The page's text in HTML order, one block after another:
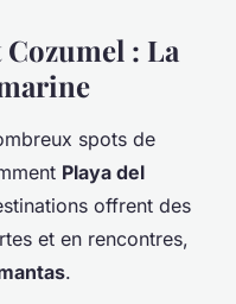
: La
spots de
Playa del
offrent des
et en rencontres,
.